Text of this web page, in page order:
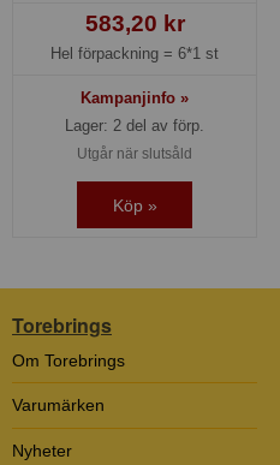
583,20 kr
Hel förpackning = 6*1 st
Kampanjinfo »
Lager: 2 del av förp.
Utgår när slutsåld
Köp »
Torebrings
Om Torebrings
Varumärken
Nyheter